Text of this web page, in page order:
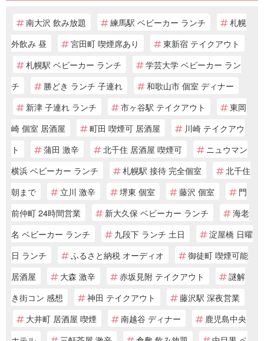
南大沢 飲み放題 練馬駅 ベビーカー ランチ
札幌
外飲み 昼
宮田町 喫煙席あり
東新宿 テイクアウト
札幌駅 ベビーカー ランチ
学芸大学 ベビーカー ラン
チ
勝どき ランチ 子連れ
和歌山市 個室 ディナー
新津 子連れ ランチ
市ヶ谷駅 テイクアウト
東岡
崎 個室 居酒屋
町田 喫煙可 居酒屋
川崎 テイクアウ
ト
蒲田 激辛 北千住 居酒屋 喫煙可
ニュウマン
横浜 ベビーカー ランチ
札幌駅 接待 完全個室
北千住
朝まで
立川 激辛 堺東 個室 藤沢 個室
門
前仲町 24時間営業
新大久保 ベビーカー ランチ
海老
名 ベビーカー ランチ
九段下 ランチ 土日
淀屋橋 日曜
日 ランチ
ふるさと納税 オーディオ
御徒町 喫煙可能
居酒屋
大森 激辛 赤坂見附 テイクアウト
謎解
き街コン 感想
神田 テイクアウト
藤沢駅 深夜営業
大井町 居酒屋 喫煙
南越谷 ディナー
鹿児島中央